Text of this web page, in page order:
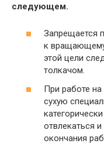
следующем.
Запрещается
к
этой цели
толкачом.
При работе
сухую
отвлекаться
окончания